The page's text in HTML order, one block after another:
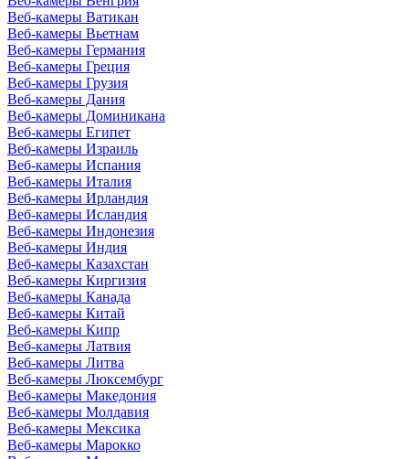
Веб-камеры Ватикан
Веб-камеры Вьетнам
Веб-камеры Германия
Веб-камеры Греция
Веб-камеры Грузия
Веб-камеры Дания
Веб-камеры Доминикана
Веб-камеры Египет
Веб-камеры Израиль
Веб-камеры Испания
Веб-камеры Италия
Веб-камеры Ирландия
Веб-камеры Исландия
Веб-камеры Индонезия
Веб-камеры Индия
Веб-камеры Казахстан
Веб-камеры Киргизия
Веб-камеры Канада
Веб-камеры Китай
Веб-камеры Кипр
Веб-камеры Латвия
Веб-камеры Литва
Веб-камеры Люксембург
Веб-камеры Македония
Веб-камеры Молдавия
Веб-камеры Мексика
Веб-камеры Марокко